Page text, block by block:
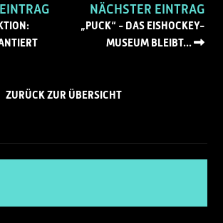
NÄCHSTER EINTRAG
„PUCK“ - DAS EISHOCKEY-
MUSEUM BLEIBT...
ZURÜCK ZUR ÜBERSICHT